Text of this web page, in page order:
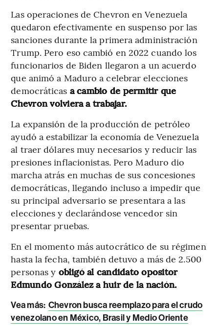
Las operaciones de Chevron en Venezuela
quedaron efectivamente en suspenso por las
sanciones durante la primera administración
Trump. Pero eso cambió en 2022 cuando los
funcionarios de Biden llegaron a un acuerdo
que animó a Maduro a celebrar elecciones
democráticas a cambio de permitir que
Chevron volviera a trabajar.
La expansión de la producción de petróleo
ayudó a estabilizar la economía de Venezuela
al traer dólares muy necesarios y reducir las
presiones inflacionistas. Pero Maduro dio
marcha atrás en muchas de sus concesiones
democráticas, llegando incluso a impedir que
su principal adversario se presentara a las
elecciones y declarándose vencedor sin
presentar pruebas.
En el momento más autocrático de su régimen
hasta la fecha, también detuvo a más de 2.500
personas y obligó al candidato opositor
Edmundo González a huir de la nación.
Vea más: Chevron busca reemplazo para el crudo
venezolano en México, Brasil y Medio Oriente